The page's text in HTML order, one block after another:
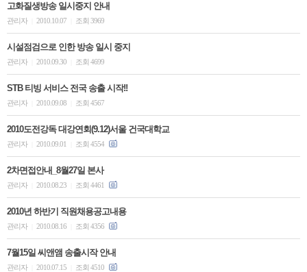
고화질생방송 일시중지 안내
관리자 2010.10.07 조회 3969
시설점검으로 인한 방송 일시 중지
관리자 2010.09.30 조회 4699
STB 티빙 서비스 전국 송출 시작!!
관리자 2010.09.08 조회 4567
2010도전강독 대강연회(9.12)서울 건국대학교
관리자 2010.09.01 조회 4554
2차면접안내_8월27일 본사
관리자 2010.08.23 조회 4461
2010년 하반기 직원채용공고내용
관리자 2010.08.16 조회 4356
7월15일 씨앤앰 송출시작 안내
관리자 2010.07.15 조회 4510